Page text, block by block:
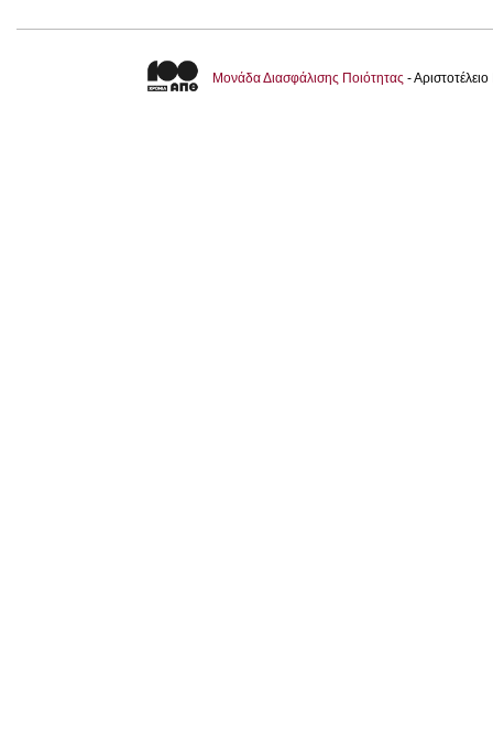
Μονάδα Διασφάλισης Ποιότητας -